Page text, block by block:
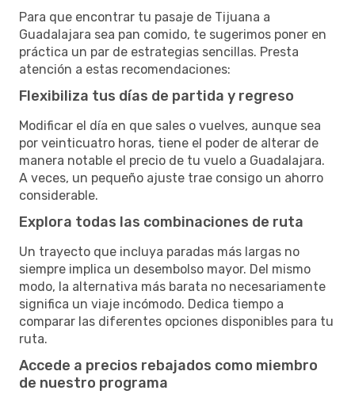
Para que encontrar tu pasaje de Tijuana a
Guadalajara sea pan comido, te sugerimos poner en
práctica un par de estrategias sencillas. Presta
atención a estas recomendaciones:
Flexibiliza tus días de partida y regreso
Modificar el día en que sales o vuelves, aunque sea
por veinticuatro horas, tiene el poder de alterar de
manera notable el precio de tu vuelo a Guadalajara.
A veces, un pequeño ajuste trae consigo un ahorro
considerable.
Explora todas las combinaciones de ruta
Un trayecto que incluya paradas más largas no
siempre implica un desembolso mayor. Del mismo
modo, la alternativa más barata no necesariamente
significa un viaje incómodo. Dedica tiempo a
comparar las diferentes opciones disponibles para tu
ruta.
Accede a precios rebajados como miembro
de nuestro programa